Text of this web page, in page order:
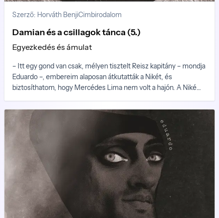
Szerző: Horváth BenjiCimbirodalom
Damian és a csillagok tánca (5.)
Egyezkedés és ámulat
– Itt egy gond van csak, mélyen tisztelt Reisz kapitány – mondja
Eduardo –, embereim alaposan átkutatták a Nikét, és
biztosíthatom, hogy Mercédes Lima nem volt a hajón. A Niké
egy hete, hogy nekünk dolgozzanak...